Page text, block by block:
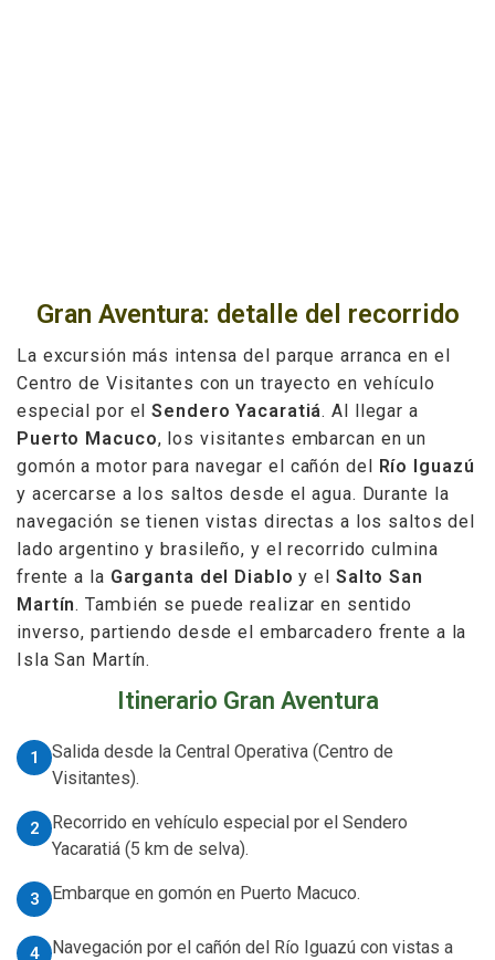
Gran Aventura: detalle del recorrido
La excursión más intensa del parque arranca en el
Centro de Visitantes con un trayecto en vehículo
especial por elSendero Yacaratiá. Al llegar a
Puerto Macuco, los visitantes embarcan en un
gomón a motor para navegar el cañón del Río Iguazú
y acercarse a los saltos desde el agua. Durante la
navegación se tienen vistas directas a los saltos del
lado argentino y brasileño, y el recorrido culmina
frente a la Garganta del Diablo y el Salto San
Martín. También se puede realizar en sentido
inverso, partiendo desde el embarcadero frente a la
Isla San Martín.
Itinerario Gran Aventura
Salida desde la Central Operativa (Centro de
Visitantes).
Recorrido en vehículo especial por el Sendero
Yacaratiá (5 km de selva).
Embarque en gomón en Puerto Macuco.
Navegación por el cañón del Río Iguazú con vistas a